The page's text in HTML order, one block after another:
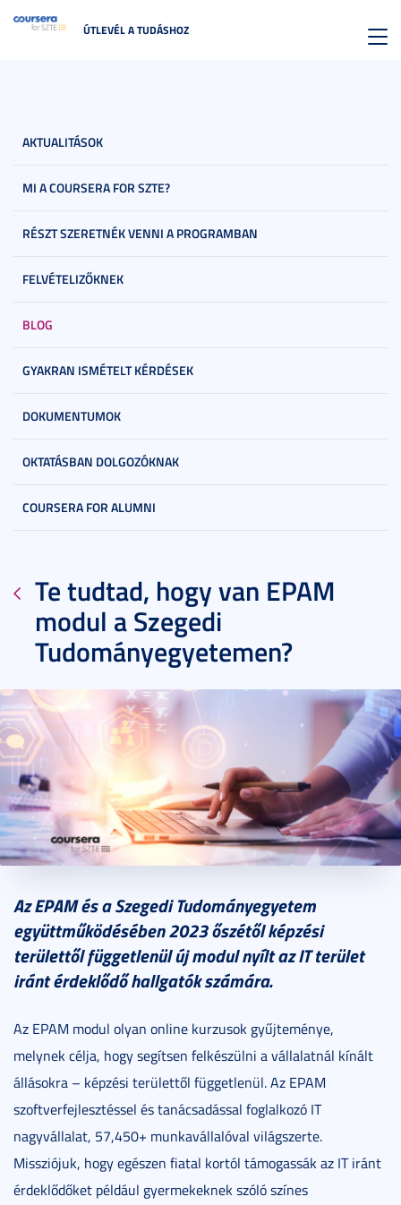
ÚTLEVÉL A TUDÁSHOZ
AKTUALITÁSOK
MI A COURSERA FOR SZTE?
RÉSZT SZERETNÉK VENNI A PROGRAMBAN
FELVÉTELIZŐKNEK
BLOG
GYAKRAN ISMÉTELT KÉRDÉSEK
DOKUMENTUMOK
OKTATÁSBAN DOLGOZÓKNAK
COURSERA FOR ALUMNI
Te tudtad, hogy van EPAM
modul a Szegedi
Tudományegyetemen?
Az EPAM és a Szegedi Tudományegyetem
együttműködésében 2023 őszétől képzési
területtől függetlenül új modul nyílt az IT terület
iránt érdeklődő hallgatók számára.
Az EPAM modul olyan online kurzusok gyűjteménye,
melynek célja, hogy segítsen felkészülni a vállalatnál kínált
állásokra – képzési területtől függetlenül. Az EPAM
szoftverfejlesztéssel és tanácsadással foglalkozó IT
nagyvállalat, 57,450+ munkavállalóval világszerte.
Missziójuk, hogy egészen fiatal kortól támogassák az IT iránt
érdeklődőket például gyermekeknek szóló színes